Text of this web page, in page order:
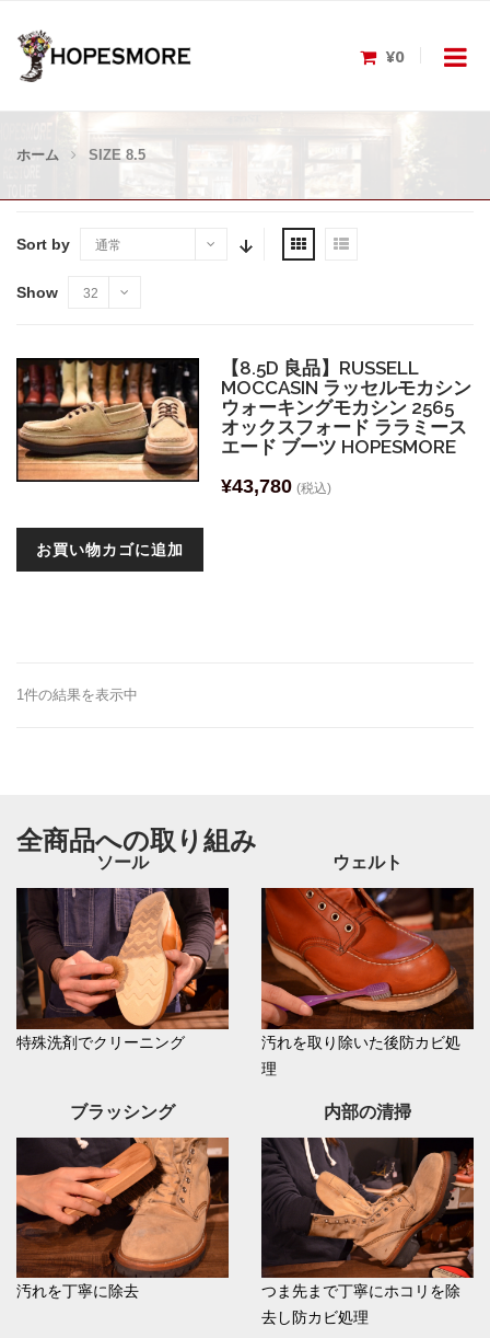
¥0
ホーム SIZE 8.5
Sort by 通常
Show 32
【8.5D 良品】RUSSELL
MOCCASIN ラッセルモカシン
ウォーキングモカシン 2565
オックスフォード ララミース
エード ブーツ HOPESMORE
¥43,780 (税込)
お買い物カゴに追加
1件の結果を表示中
全商品への取り組み
ソール
特殊洗剤でクリーニング
ウェルト
汚れを取り除いた後防カビ処
理
ブラッシング
汚れを丁寧に除去
内部の清掃
つま先まで丁寧にホコリを除
去し防カビ処理